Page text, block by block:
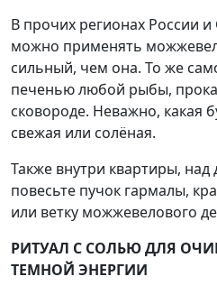
В прочих регионах России
можно применять
сильный, чем она. То же
печенью любой рыбы,
сковороде. Неважно, какая
свежая или солёная.
Также внутри квартиры, над
повесьте пучок гармалы,
или ветку можжевелового
РИТУАЛ С СОЛЬЮ ДЛЯ
ТЕМНОЙ ЭНЕРГИИ